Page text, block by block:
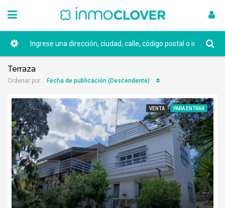
Terraza
Ordenar por: Fecha de publicación (Descendente)
VENTA PARA ENTRAR